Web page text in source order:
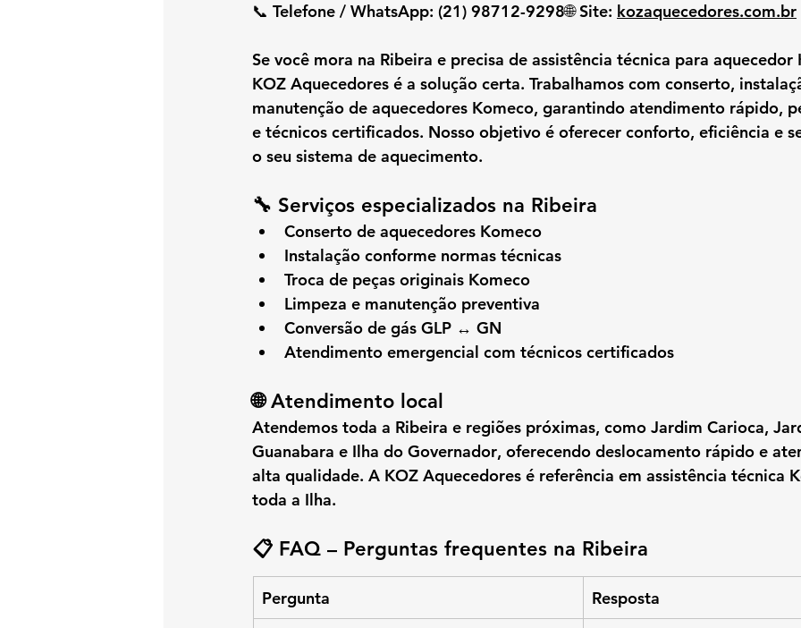
📞 Telefone / WhatsApp: (21) 98712-9298🌐 Site: kozaquecedores.com.br
Se você mora na Ribeira e precisa de assistência técnica para aquecedor
KOZ Aquecedores é a solução certa. Trabalhamos com conserto,
manutenção de aquecedores Komeco, garantindo atendimento rápido,
e técnicos certificados. Nosso objetivo é oferecer conforto, eficiência e
o seu sistema de aquecimento.
🔧 Serviços especializados na Ribeira
Conserto de aquecedores Komeco
Instalação conforme normas técnicas
Troca de peças originais Komeco
Limpeza e manutenção preventiva
Conversão de gás GLP ↔ GN
Atendimento emergencial com técnicos certificados
🌐 Atendimento local
Atendemos toda a Ribeira e regiões próximas, como Jardim Carioca,
Guanabara e Ilha do Governador, oferecendo deslocamento rápido e
alta qualidade. A KOZ Aquecedores é referência em assistência técnica
toda a Ilha.
📋 FAQ – Perguntas frequentes na Ribeira
Pergunta Resposta